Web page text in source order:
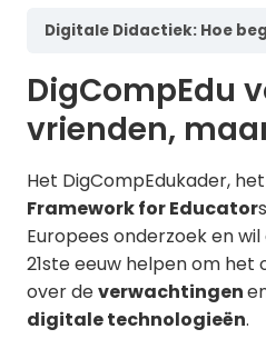
Digitale Didactiek: Hoe
DigCompEdu
vrienden,
Het DigCompEdukader, het
Framework for Educator
Europees onderzoek en
21ste eeuw helpen om
over deverwachtingen
digitale technologieën.